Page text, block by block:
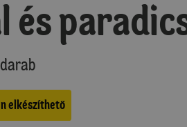
elkészíthető